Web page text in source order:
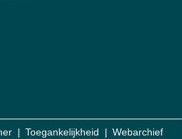
Toegankelijkheid Webarchief